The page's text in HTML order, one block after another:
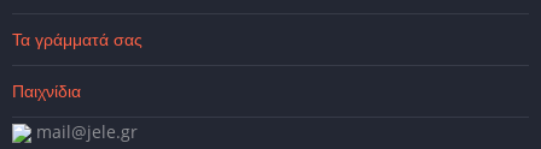
Τα γράμματά σας
Παιχνίδια
mail@jele.gr